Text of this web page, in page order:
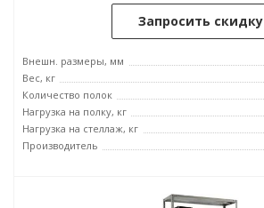
Запросить скидку
Внешн. размеры, мм
Вес, кг
Количество полок
Нагрузка на полку, кг
Нагрузка на стеллаж, кг
Производитель